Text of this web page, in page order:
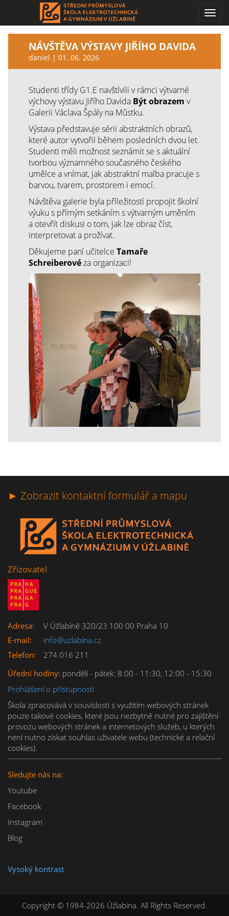
NÁVŠTĚVA VÝSTAVY JIŘÍHO DAVIDA
daniel | 01. 06. 2026
Studenti třídy G1.E navštívili v rámci výtvarné
výchovy výstavu Jiřího Davida Být obrazem v
Galerii Václava Špály na Můstku.
Výstava představuje sérii abstraktních obrazů,
které autor vytvořil během posledních dvou let.
Studenti měli možnost seznámit se s aktuální
tvorbou významného současného českého
umělce a vnímat, jak abstraktní malba pracuje s
barvou, tvarem, prostorem i emocí.
Návštěva galerie byla příležitostí propojit školní
výuku s přímým setkáním s výtvarným uměním
a otevřít diskusi o tom, jak lze obraz číst,
interpretovat a prožívat.
Děkujeme paní učitelce Tamaře
Schreiberovéza organizaci!
► Zobrazit kontaktní formulář a mapu
Zřizovatel
Adresa:
V Úžlabině 320/23 100 00 Praha 10
E-mail:
info@uzlabina.cz
Telefon:
274 016 211
Úřední hodiny: pondělí - pátek: 8:00 - 11:30, 12:00 - 15:30
Prohlášení o přístupnosti
Škola zpracovává v souvislosti s využitím webových stránek
pouze takové cookies, které jsou nezbytně nutné pro zajištění
provozu webových stránek a internetových služeb, u kterých
není nutno získat souhlas uživatele webu (technické a relační
cookies).
Sledujte nás na:
Youtube
Facebook
Instagram
Blog
Vysoký kontrast
Copyright © 1984-2026 Úžlabina. All Rights Reserved.